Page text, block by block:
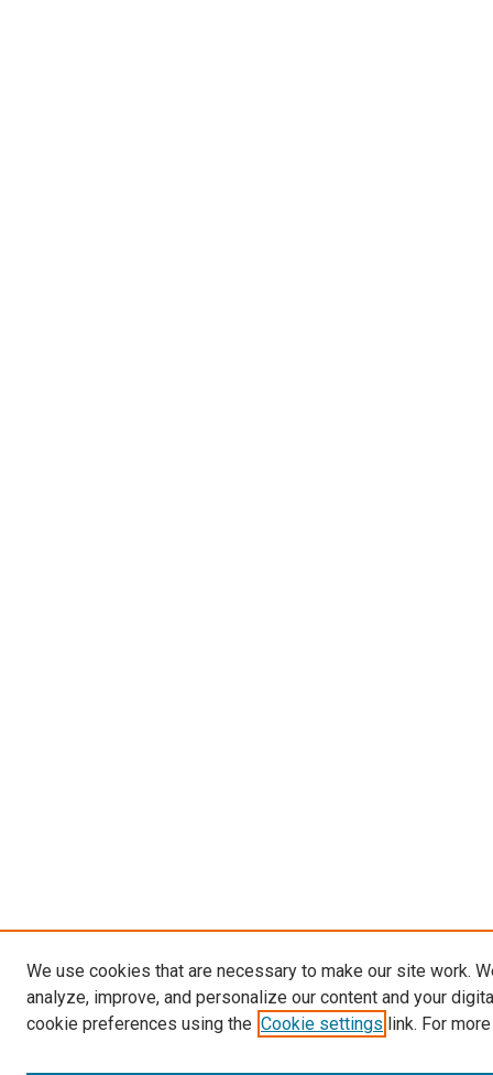
We use cookies that are necessary to make our site work.
analyze, improve, and personalize our content and your
cookie preferences using the Cookie settings link. For